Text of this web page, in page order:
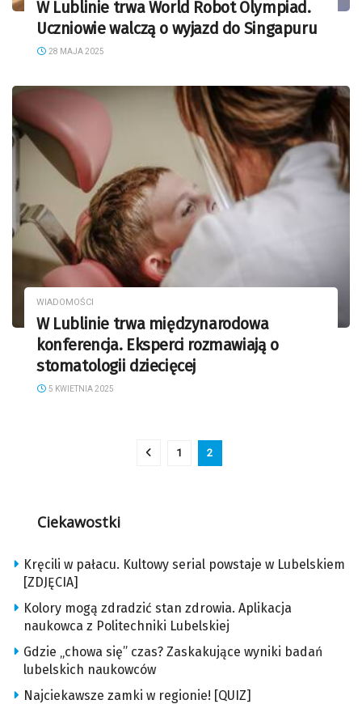
W Lublinie trwa World Robot Olympiad.
Uczniowie walczą o wyjazd do Singapuru
28 MAJA 2025
WIADOMOŚCI
W Lublinie trwa międzynarodowa
konferencja. Eksperci rozmawiają o
stomatologii dziecięcej
5 KWIETNIA 2025
1 2
Ciekawostki
Kręcili w pałacu. Kultowy serial powstaje w Lubelskiem
[ZDJĘCIA]
Kolory mogą zdradzić stan zdrowia. Aplikacja
naukowca z Politechniki Lubelskiej
Gdzie „chowa się” czas? Zaskakujące wyniki badań
lubelskich naukowców
Najciekawsze zamki w regionie! [QUIZ]